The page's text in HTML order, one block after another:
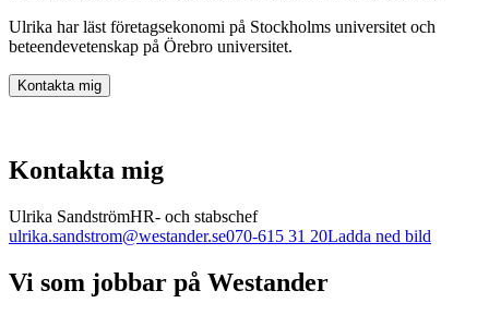
Ulrika har läst företagsekonomi på Stockholms universitet och
beteendevetenskap på Örebro universitet.
Kontakta mig
Kontakta mig
Ulrika SandströmHR- och stabschef
ulrika.sandstrom@westander.se070-615 31 20Ladda ned bild
Vi som jobbar på Westander